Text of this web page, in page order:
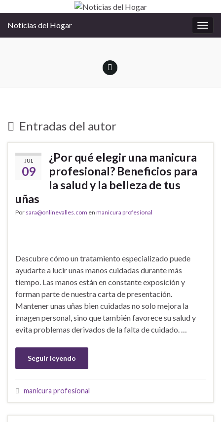
la
Noticias del Hogar
Entradas del autor
JUL
09
¿Por qué elegir una manicura
profesional? Beneficios para
la salud y la belleza de tus
uñas
Por sara@onlinevalles.com en manicura profesional
Descubre cómo un tratamiento especializado puede
ayudarte a lucir unas manos cuidadas durante más
tiempo. Las manos están en constante exposición y
forman parte de nuestra carta de presentación.
Mantener unas uñas bien cuidadas no solo mejora la
imagen personal, sino que también favorece su salud y
evita problemas derivados de la falta de cuidado. …
Seguir leyendo
manicura profesional